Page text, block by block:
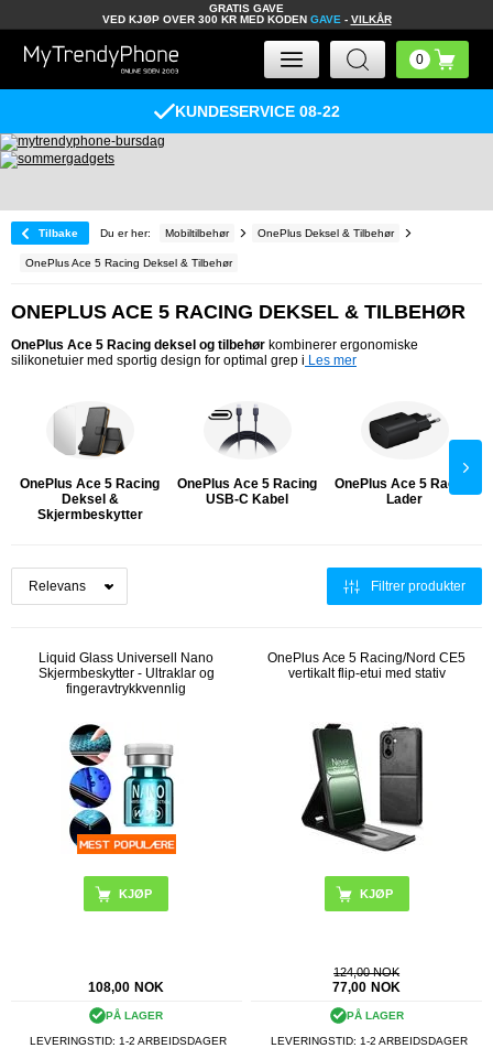
GRATIS GAVE
VED KJØP OVER 300 KR MED KODEN GAVE - VILKÅR
KUNDESERVICE 08-22
Tilbake Du er her: Mobiltilbehør OnePlus Deksel & Tilbehør
OnePlus Ace 5 Racing Deksel & Tilbehør
ONEPLUS ACE 5 RACING DEKSEL & TILBEHØR
OnePlus Ace 5 Racing deksel og tilbehør kombinerer ergonomiske
silikonetuier med sportig design for optimal grep i Les mer
OnePlus Ace 5 Racing
Deksel &
Skjermbeskytter
OnePlus Ace 5 Racing
USB-C Kabel
OnePlus Ace 5 Racing
Lader
Filtrer produkter
Liquid Glass Universell Nano
Skjermbeskytter - Ultraklar og
fingeravtrykkvennlig
108,00 NOK
PÅ LAGER
LEVERINGSTID: 1-2 ARBEIDSDAGER
OnePlus Ace 5 Racing/Nord CE5
vertikalt flip-etui med stativ
KJØP
124,00 NOK
77,00 NOK
PÅ LAGER
LEVERINGSTID: 1-2 ARBEIDSDAGER